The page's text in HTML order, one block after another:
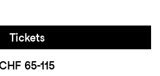
Tickets
65-115